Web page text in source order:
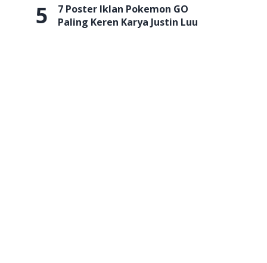
5
7 Poster Iklan Pokemon GO
Paling Keren Karya Justin Luu